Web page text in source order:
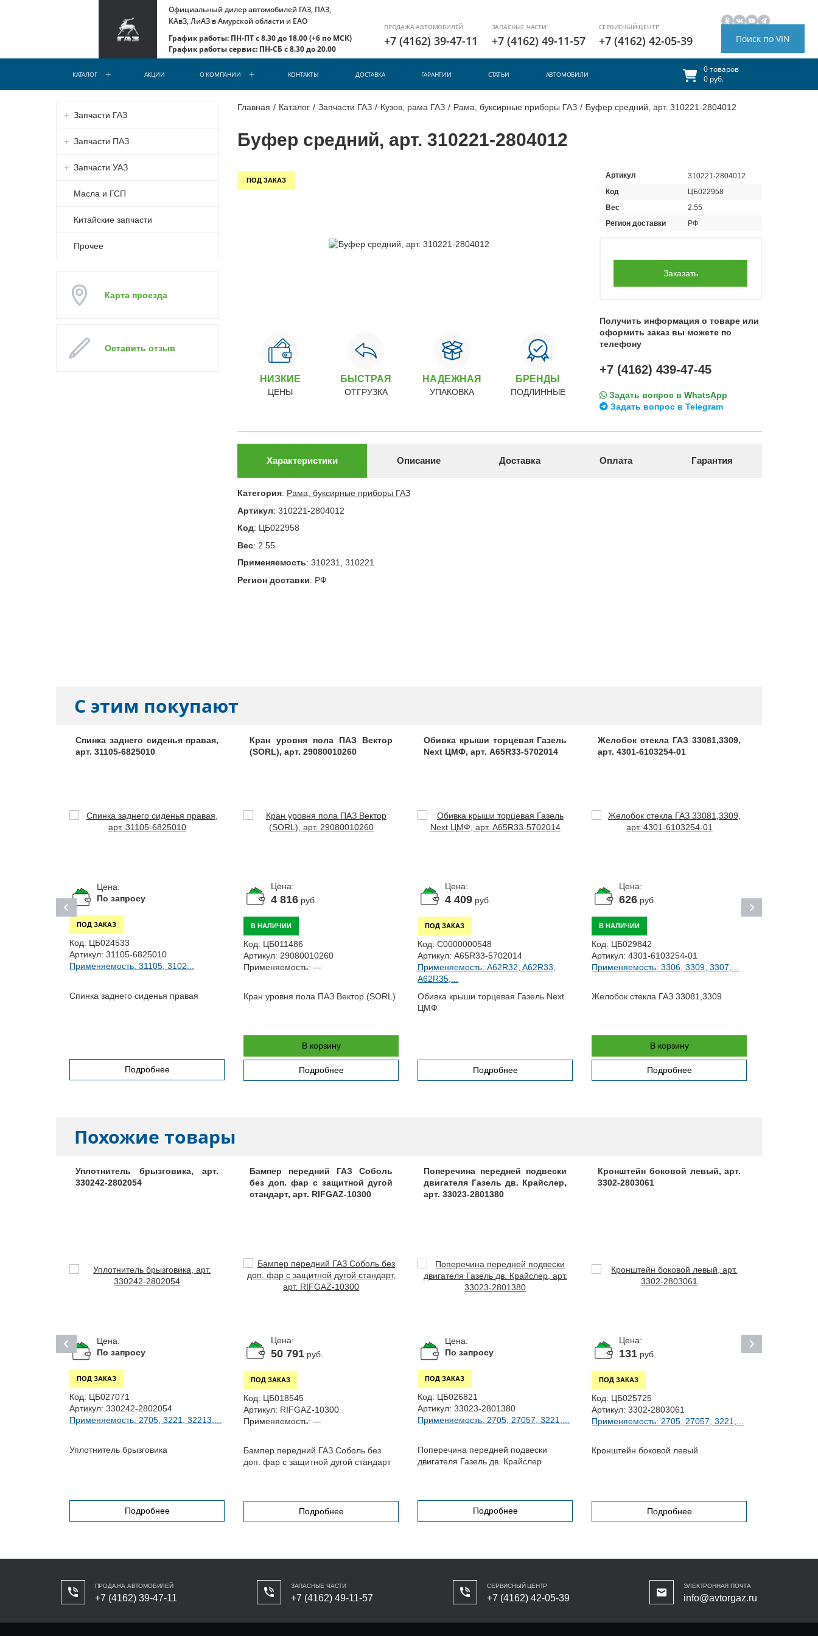
Официальный дилер автомобилей ГАЗ, ПАЗ,
КАвЗ, ЛиАЗ в Амурской области и ЕАО
График работы: ПН-ПТ с 8.30 до 18.00 (+6 по МСК)
График работы сервис: ПН-СБ с 8.30 до 20.00
ПРОДАЖА АВТОМОБИЛЕЙ
+7 (4162) 39-47-11
ЗАПАСНЫЕ ЧАСТИ
+7 (4162) 49-11-57
СЕРВИСНЫЙ ЦЕНТР
+7 (4162) 42-05-39 Поиск по VIN
КАТАЛОГ АКЦИИ О КОМПАНИИ КОНТАКТЫ ДОСТАВКА ГАРАНТИИ СТАТЬИ АВТОМОБИЛИ
0 товаров
0 руб.
Главная / Каталог / Запчасти ГАЗ / Кузов, рама ГАЗ / Рама, буксирные приборы ГАЗ / Буфер средний, арт. 310221-2804012
Буфер средний, арт. 310221-2804012
Запчасти ГАЗ
Запчасти ПАЗ
Запчасти УАЗ
Масла и ГСП
Китайские запчасти
Прочее
Карта проезда
Оставить отзыв
ПОД ЗАКАЗ
НИЗКИЕ
ЦЕНЫ
БЫСТРАЯ
ОТГРУЗКА
НАДЕЖНАЯ
УПАКОВКА
БРЕНДЫ
ПОДЛИННЫЕ
Артикул
310221-2804012
Код
ЦБ022958
Вес
2.55
Регион доставки
РФ
Заказать
Получить информация о товаре или
оформить заказ вы можете по
телефону
+7 (4162) 439-47-45
Задать вопрос в WhatsApp
Задать вопрос в Telegram
Характеристики Описание Доставка Оплата Гарантия
Категория: Рама, буксирные приборы ГАЗ
Артикул: 310221-2804012
Код: ЦБ022958
Вес: 2.55
Применяемость: 310231, 310221
Регион доставки: РФ
С этим покупают
Спинка заднего сиденья правая,
арт. 31105-6825010
Цена:
По запросу
ПОД ЗАКАЗ
Код: ЦБ024533
Артикул: 31105-6825010
Применяемость: 31105, 3102...
Спинка заднего сиденья правая
Подробнее
Кран уровня пола ПАЗ Вектор
(SORL), арт. 29080010260
Цена:
4 816 руб.
В НАЛИЧИИ
Код: ЦБ011486
Артикул: 29080010260
Применяемость: —
Кран уровня пола ПАЗ Вектор (SORL)
В корзину
Подробнее
Обивка крыши торцевая Газель
Next ЦМФ, арт. A65R33-5702014
Цена:
4 409 руб.
ПОД ЗАКАЗ
Код: С0000000548
Артикул: A65R33-5702014
Применяемость: A62R32, A62R33,
A62R35,...
Обивка крыши торцевая Газель Next
ЦМФ
Подробнее
Желобок стекла ГАЗ 33081,3309,
арт. 4301-6103254-01
Цена:
626 руб.
В НАЛИЧИИ
Код: ЦБ029842
Артикул: 4301-6103254-01
Применяемость: 3306, 3309, 3307,...
Желобок стекла ГАЗ 33081,3309
В корзину
Подробнее
Похожие товары
Уплотнитель брызговика, арт.
330242-2802054
Цена:
По запросу
ПОД ЗАКАЗ
Код: ЦБ027071
Артикул: 330242-2802054
Применяемость: 2705, 3221, 32213,...
Уплотнитель брызговика
Подробнее
Бампер передний ГАЗ Соболь
без доп. фар с защитной дугой
стандарт, арт. RIFGAZ-10300
Цена:
50 791 руб.
ПОД ЗАКАЗ
Код: ЦБ018545
Артикул: RIFGAZ-10300
Применяемость: —
Бампер передний ГАЗ Соболь без
доп. фар с защитной дугой стандарт
Подробнее
Поперечина передней подвески
двигателя Газель дв. Крайслер,
арт. 33023-2801380
Цена:
По запросу
ПОД ЗАКАЗ
Код: ЦБ026821
Артикул: 33023-2801380
Применяемость: 2705, 27057, 3221,...
Поперечина передней подвески
двигателя Газель дв. Крайслер
Подробнее
Кронштейн боковой левый, арт.
3302-2803061
Цена:
131 руб.
ПОД ЗАКАЗ
Код: ЦБ025725
Артикул: 3302-2803061
Применяемость: 2705, 27057, 3221,...
Кронштейн боковой левый
Подробнее
ПРОДАЖА АВТОМОБИЛЕЙ
+7 (4162) 39-47-11
ЗАПАСНЫЕ ЧАСТИ
+7 (4162) 49-11-57
СЕРВИСНЫЙ ЦЕНТР
+7 (4162) 42-05-39
ЭЛЕКТРОННАЯ ПОЧТА
info@avtorgaz.ru